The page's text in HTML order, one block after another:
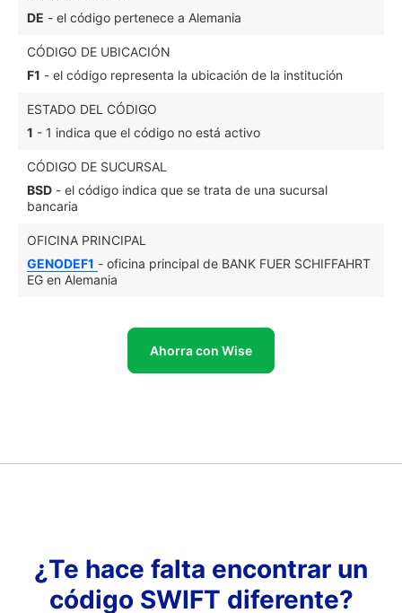
DE - el código pertenece a Alemania
CÓDIGO DE UBICACIÓN
F1 - el código representa la ubicación de la institución
ESTADO DEL CÓDIGO
1 - 1 indica que el código no está activo
CÓDIGO DE SUCURSAL
BSD - el código indica que se trata de una sucursal
bancaria
OFICINA PRINCIPAL
GENODEF1 - oficina principal de BANK FUER SCHIFFAHRT
EG en Alemania
Ahorra con Wise
¿Te hace falta encontrar un
código SWIFT diferente?